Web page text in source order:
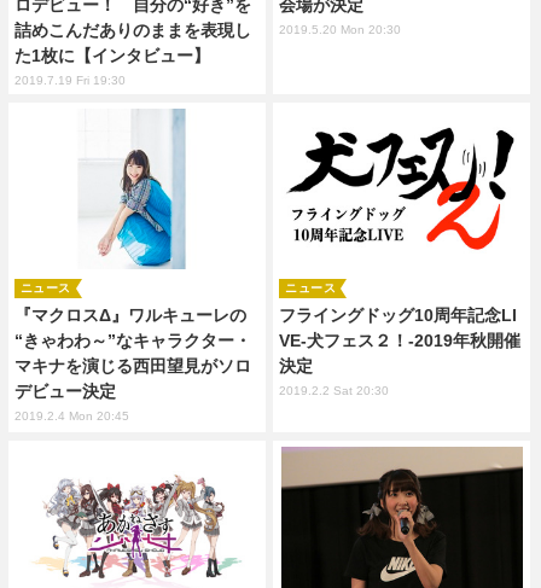
ロデビュー！ 自分の“好き”を
詰めこんだありのままを表現し
た1枚に【インタビュー】
2019.7.19 Fri 19:30
会場が決定
2019.5.20 Mon 20:30
『マクロスΔ』ワルキューレの
“きゃわわ～”なキャラクター・
マキナを演じる西田望見がソロ
デビュー決定
ニュース
2019.2.4 Mon 20:45
フライングドッグ10周年記念LI
VE-犬フェス２！-2019年秋開催
決定
ニュース
2019.2.2 Sat 20:30